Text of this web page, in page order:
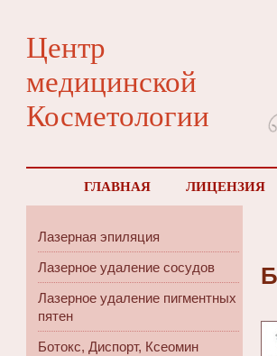
Центр
медицинской
Косметологии
ГЛАВНАЯ ЛИЦЕНЗИЯ
Лазерная эпиляция
Лазерное удаление сосудов
Лазерное удаление пигментных
пятен
Ботокс, Диспорт, Ксеомин